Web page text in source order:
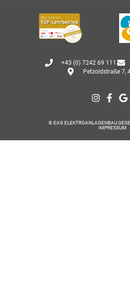
+43 (0) 7242 69 111
Petzoldstraße 7,
© EAG ELEKTROANLAGENBAU
IMPRESSUM